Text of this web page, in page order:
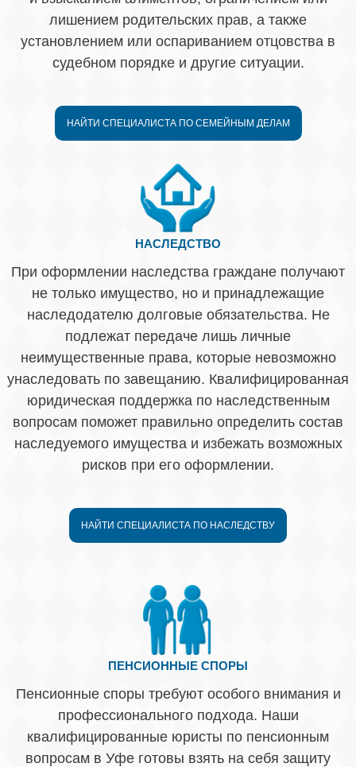
лишением родительских прав, а также
установлением или оспариванием отцовства в
судебном порядке и другие ситуации.
НАЙТИ СПЕЦИАЛИСТА ПО СЕМЕЙНЫМ ДЕЛАМ
НАСЛЕДСТВО
При оформлении наследства граждане получают
не только имущество, но и принадлежащие
наследодателю долговые обязательства. Не
подлежат передаче лишь личные
неимущественные права, которые невозможно
унаследовать по завещанию. Квалифицированная
юридическая поддержка по наследственным
вопросам поможет правильно определить состав
наследуемого имущества и избежать возможных
рисков при его оформлении.
НАЙТИ СПЕЦИАЛИСТА ПО НАСЛЕДСТВУ
ПЕНСИОННЫЕ СПОРЫ
Пенсионные споры требуют особого внимания и
профессионального подхода. Наши
квалифицированные юристы по пенсионным
вопросам в Уфе готовы взять на себя защиту